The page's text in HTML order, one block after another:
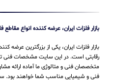
بازار فلزات ایران، عرضه کننده انواع مقاطع
بازار فلزات ایران، یکی از بزرگترین عرضه
رقابتی است. در این سایت مشخصات فنی
متخصصان فنی و متالوژی ما آماده ارائه
فنی و شیمیایی مناسب شما خواهند بود.